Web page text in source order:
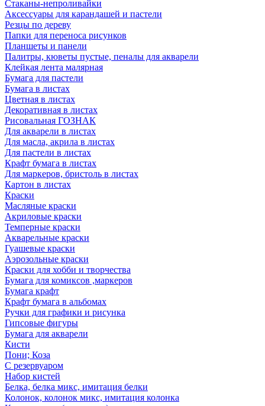
Стаканы-непроливайки
Аксессуары для карандашей и пастели
Резцы по дереву
Папки для переноса рисунков
Планшеты и панели
Палитры, кюветы пустые, пеналы для акварели
Клейкая лента малярная
Бумага для пастели
Бумага в листах
Цветная в листах
Декоративная в листах
Рисовальная ГОЗНАК
Для акварели в листах
Для масла, акрила в листах
Для пастели в листах
Крафт бумага в листах
Для маркеров, бристоль в листах
Картон в листах
Краски
Масляные краски
Акриловые краски
Темперные краски
Акварельные краски
Гуашевые краски
Аэрозольные краски
Краски для хобби и творчества
Бумага для комиксов ,маркеров
Бумага крафт
Крафт бумага в альбомах
Ручки для графики и рисунка
Гипсовые фигуры
Бумага для акварели
Кисти
Пони; Коза
С резервуаром
Набор кистей
Белка, белка микс, имитация белки
Колонок, колонок микс, имитация колонка